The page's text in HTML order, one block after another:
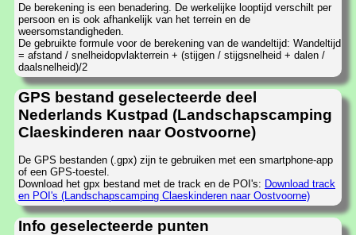
De berekening is een benadering. De werkelijke looptijd verschilt per
persoon en is ook afhankelijk van het terrein en de
weersomstandigheden.
De gebruikte formule voor de berekening van de wandeltijd: Wandeltijd
= afstand / snelheidopvlakterrein + (stijgen / stijgsnelheid + dalen /
daalsnelheid)/2
GPS bestand geselecteerde deel
Nederlands Kustpad (Landschapscamping
Claeskinderen naar Oostvoorne)
De GPS bestanden (.gpx) zijn te gebruiken met een smartphone-app
of een GPS-toestel.
Download het gpx bestand met de track en de POI's: Download track
en POI's (Landschapscamping Claeskinderen naar Oostvoorne)
Info geselecteerde punten